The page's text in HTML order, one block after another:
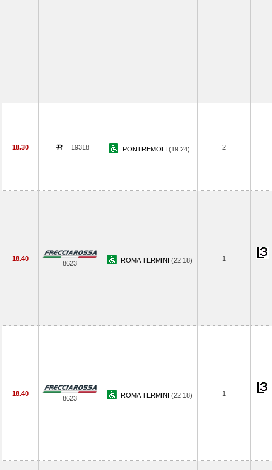
18.30 19318 PONTREMOLI (19.24) 2
18.40
8623 ROMA TERMINI (22.18) 1
18.40
8623 ROMA TERMINI (22.18) 1